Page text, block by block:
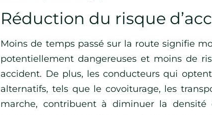
Réduction du risque
Moins de temps passé sur la route signifie
potentiellement dangereuses et moins de
accident. De plus, les conducteurs qui
alternatifs, tels que le covoiturage, les
marche, contribuent à diminuer la